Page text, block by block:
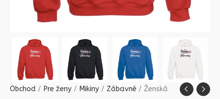
Obchod / Pre ženy / Mikiny / Zábavné / Ženská